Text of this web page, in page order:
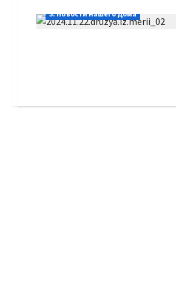
5. Новости нашего Дома